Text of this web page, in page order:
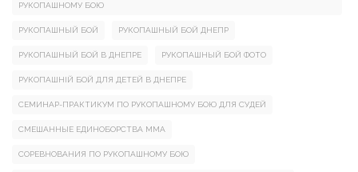
РУКОПАШНОМУ БОЮ
РУКОПАШНЫЙ БОЙ РУКОПАШНЫЙ БОЙ ДНЕПР
РУКОПАШНЫЙ БОЙ В ДНЕПРЕ РУКОПАШНЫЙ БОЙ ФОТО
РУКОПАШНІЙ БОЙ ДЛЯ ДЕТЕЙ В ДНЕПРЕ
СЕМИНАР-ПРАКТИКУМ ПО РУКОПАШНОМУ БОЮ ДЛЯ СУДЕЙ
СМЕШАННЫЕ ЕДИНОБОРСТВА ММА
СОРЕВНОВАНИЯ ПО РУКОПАШНОМУ БОЮ